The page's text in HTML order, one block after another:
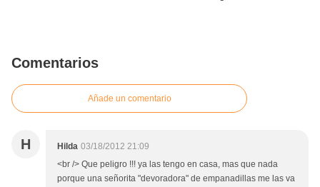
Comentarios
Añade un comentario
H Hilda 03/18/2012 21:09
<br /> Que peligro !!! ya las tengo en casa, mas que nada
porque una señorita "devoradora" de empanadillas me las va